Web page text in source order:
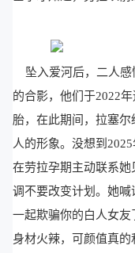
坠入爱河后，二人感
的合影，他们于2022
胎，在此期间，拉塞
人的形象。没想到
在劳拉孕期主动联系
调不要改变计划。她
一起欺骗你的白人女
身材火辣，可颜值真